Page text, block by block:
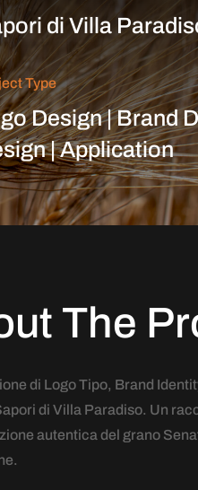
di Villa
Type
Design | Brand
| Application
The
di Logo Tipo, Brand
di Villa Paradiso. Un
autentica del grano